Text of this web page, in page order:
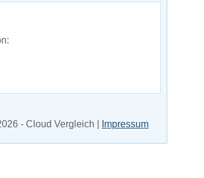
- Cloud Vergleich | Impressum